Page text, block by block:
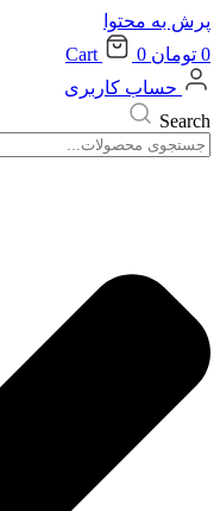
پرش به محتوا
0 تومان 0
Cart
حساب کاربری
Search